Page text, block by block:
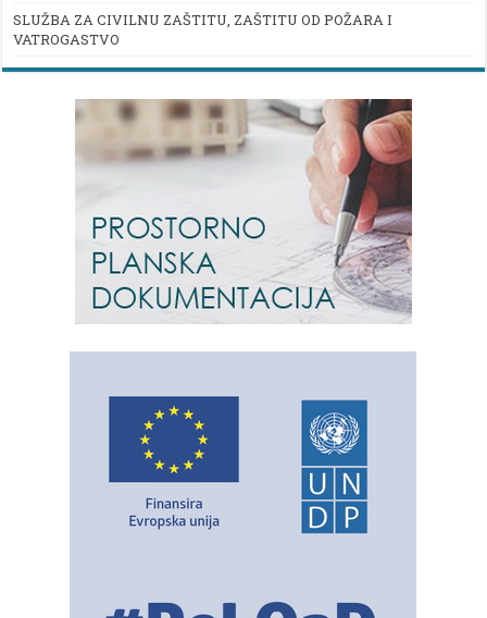
SLUŽBA ZA CIVILNU ZAŠTITU, ZAŠTITU OD POŽARA I
VATROGASTVO